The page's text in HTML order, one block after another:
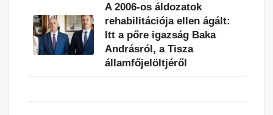
A 2006-os áldozatok
rehabilitációja ellen ágált:
Itt a pőre igazság Baka
Andrásról, a Tisza
államfőjelöltjéről